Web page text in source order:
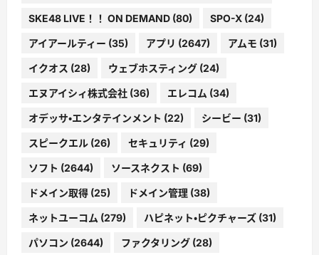
SKE48 LIVE！！ ON DEMAND (80) SPO-X (24)
アイアールティー (35) アプリ (2647) アムモ (31)
イクオス (28) ウェブホスティング (24)
エヌアイシィ株式会社 (36) エレコム (34)
オデッサ・エンタテインメント (22) シービー (31)
スピークエル (26) セキュリティ (29)
ソフト (2644) ソースネクスト (69)
ドメイン取得 (25) ドメイン管理 (38)
ネットユーコム (279) ハピネット・ピクチャーズ (31)
パソコン (2644) ファクタリング (28)